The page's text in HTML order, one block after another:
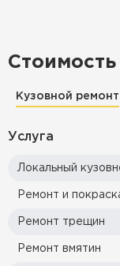
Кузовной ремонт
Услуга
Локальный
Ремонт и
Ремонт трещин
Ремонт вмятин